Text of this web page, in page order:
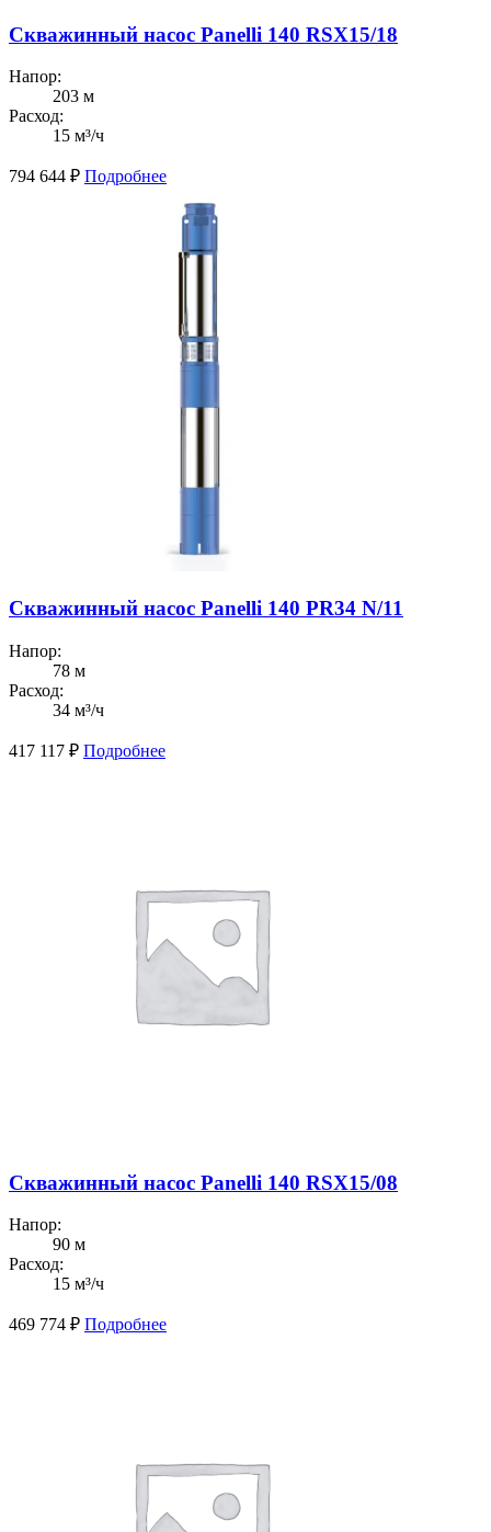
Скважинный насос Panelli 140 RSX15/18
Напор:
203 м
Расход:
15 м³/ч
794 644 ₽ Подробнее
Скважинный насос Panelli 140 PR34 N/11
Напор:
78 м
Расход:
34 м³/ч
417 117 ₽ Подробнее
Скважинный насос Panelli 140 RSX15/08
Напор:
90 м
Расход:
15 м³/ч
469 774 ₽ Подробнее